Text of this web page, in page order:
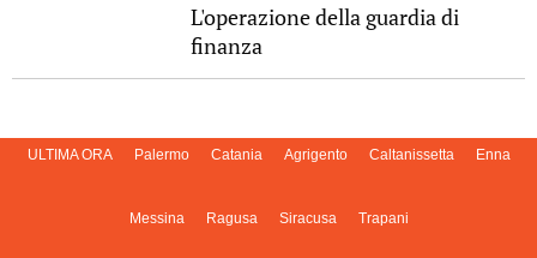
L'operazione della guardia di
finanza
ULTIMA ORA Palermo Catania Agrigento Caltanissetta Enna
Messina Ragusa Siracusa Trapani